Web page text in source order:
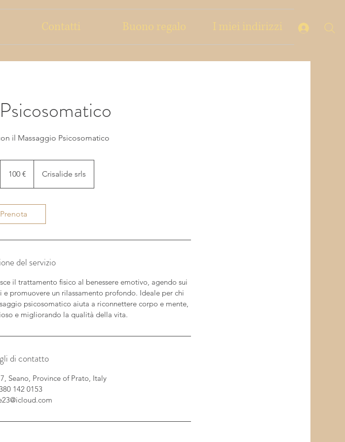
Contatti Buono regalo I miei indirizzi
il Massaggio Psicosomatico
100 € Crisalide srls
Prenota
del servizio
il trattamento fisico al benessere emotivo, agendo sui
promuovere un rilassamento profondo. Ideale per chi
psicosomatico aiuta a riconnettere corpo e mente,
e migliorando la qualità della vita.
di contatto
Seano, Province of Prato, Italy
142 0153